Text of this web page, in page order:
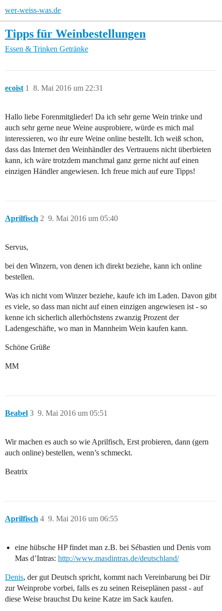
wer-weiss-was.de
Tipps für Weinbestellungen
Essen & Trinken Getränke
ecoist 8. Mai 2016 um 22:31
1
Hallo liebe Forenmitglieder! Da ich sehr gerne Wein trinke und
auch sehr gerne neue Weine ausprobiere, würde es mich mal
interessieren, wo ihr eure Weine online bestellt. Ich weiß schon,
dass das Internet den Weinhändler des Vertrauens nicht überbieten
kann, ich wäre trotzdem manchmal ganz gerne nicht auf einen
einzigen Händler angewiesen. Ich freue mich auf eure Tipps!
Aprilfisch 9. Mai 2016 um 05:40
2
Servus,
bei den Winzern, von denen ich direkt beziehe, kann ich online
bestellen.
Was ich nicht vom Winzer beziehe, kaufe ich im Laden. Davon gibt
es viele, so dass man nicht auf einen einzigen angewiesen ist - so
kenne ich sicherlich allerhöchstens zwanzig Prozent der
Ladengeschäfte, wo man in Mannheim Wein kaufen kann.
Schöne Grüße
MM
Beabel 9. Mai 2016 um 05:51
3
Wir machen es auch so wie Aprilfisch, Erst probieren, dann (gern
auch online) bestellen, wenn’s schmeckt.
Beatrix
Aprilfisch 9. Mai 2016 um 06:55
4
eine hübsche HP findet man z.B. bei Sébastien und Denis vom
Mas d’Intras: http://www.masdintras.de/deutschland/
Denis, der gut Deutsch spricht, kommt nach Vereinbarung bei Dir
zur Weinprobe vorbei, falls es zu seinen Reiseplänen passt - auf
diese Weise brauchst Du keine Katze im Sack kaufen.